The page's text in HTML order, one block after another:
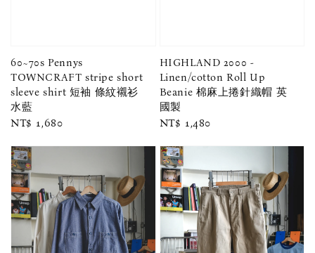
60~70s Pennys
TOWNCRAFT stripe short
sleeve shirt 短袖 條紋襯衫
水藍
Regular
NT$ 1,680
HIGHLAND 2000 -
Linen/cotton Roll Up
Beanie 棉麻上捲針織帽 英
國製
Regular
NT$ 1,480